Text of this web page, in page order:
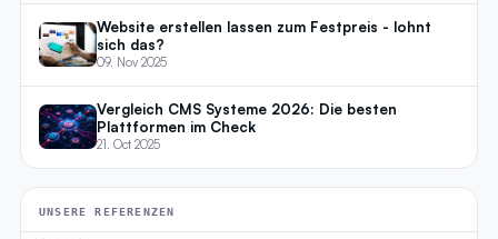
Website erstellen lassen zum Festpreis - lohnt
sich das?
09. Nov 2025
Vergleich CMS Systeme 2026: Die besten
Plattformen im Check
21. Oct 2025
UNSERE REFERENZEN